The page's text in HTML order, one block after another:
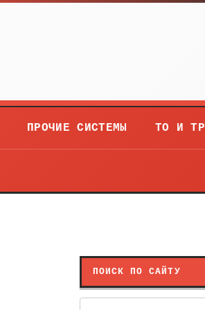
ПРОЧИЕ СИСТЕМЫ ТО И ТР
ПОИСК ПО САЙТУ